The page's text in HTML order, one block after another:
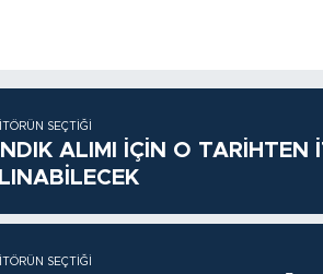
SEÇTIĞI
ALIMI İÇİN O TARİHTEN
SEÇTIĞI